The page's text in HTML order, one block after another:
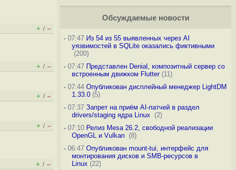
+ / –
+ / –
+ / –
+ / –
+ / –
Обсуждаемые новости
-07:47 Из 54 из 55 выявленных через AI
уязвимостей в SQLite оказались фиктивными
(200)
-07:47 Представлен Denial, композитный сервер со
встроенным движком Flutter(11)
-07:44 Опубликован дисплейный менеджер LightDM
1.33.0(5)
-07:37 Запрет на приём AI-патчей в раздел
drivers/staging ядра Linux
(2)
-07:10 Релиз Mesa 26.2, свободной реализации
OpenGL и Vulkan (8)
-06:47 Опубликован mount-tui, интерфейс для
монтирования дисков и SMB-ресурсов в
Linux (22)